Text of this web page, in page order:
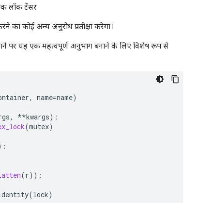
लॉक टेंसर
कोई अन्य अनुरोध प्रतीक्षा करेगा।
पर यह एक महत्वपूर्ण अनुभाग बनाने के लिए विशेष रूप से
, name=name)
, **kwargs):
(mutex)
(r)):
(lock)